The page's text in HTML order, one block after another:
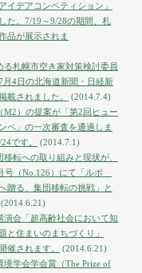
イデアコンペティション」
た。7/19～9/28の期間、札
品が展示されま
る札幌市空き家対策検討委員
4日の北海道新聞・日経新
載されました。
(2014.7.4)
M2）の提案が「第2回ヒュー
ペ」の一次審査を通過しま
です。
(2014.7.1)
転への取り組みと現状が、
号（No.126）にて「ルポ
贈る、集団移転の挑戦」と
(2014.6.21)
演会「超高齢社会において知
と住まいのまちづくり」
催されます。
(2014.6.21)
学会学会賞（The Prize of